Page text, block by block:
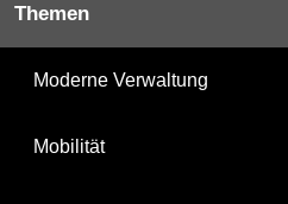
Themen
Moderne Verwaltung
Mobilität